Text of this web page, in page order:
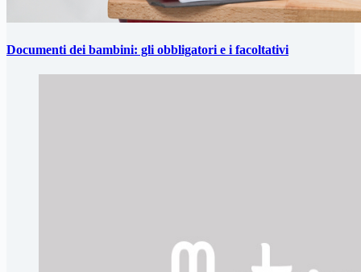
Documenti dei bambini: gli obbligatori e i facoltativi